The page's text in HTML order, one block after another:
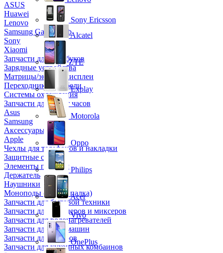
ASUS
Huawei
Lenovo
Samsung Galaxy Tab
Sony
Xiaomi
Запчасти для ноутбуков
Зарядные устройства
Матрицы/экраны/дисплеи
Переходники и кабели
Системы охлаждения
Запчасти для смарт часов
Asus
Samsung
Аксессуары
Apple
Чехлы для телефонов и накладки
Защитные стекла
Элементы питания
Держатель
Наушники
Моноподы (Селфи палка)
Запчасти для бытовой техники
Запчасти для блендеров и миксеров
Запчасти для водонагревателей
Запчасти для кофемашин
Запчасти для кулеров
Запчасти для кухонных комбаинов
Sony Ericsson
Alcatel
ZTE
Explay
Motorola
Oppo
Philips
Acer
Vivo
OnePlus